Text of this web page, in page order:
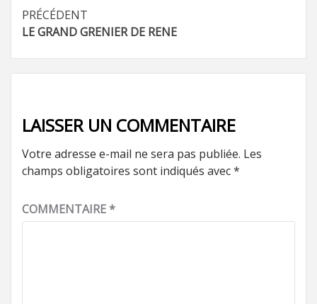
Navigation
d’article
PRÉCÉDENT
LE GRAND GRENIER DE RENE
LAISSER UN COMMENTAIRE
Votre adresse e-mail ne sera pas publiée. Les
champs obligatoires sont indiqués avec*
COMMENTAIRE*